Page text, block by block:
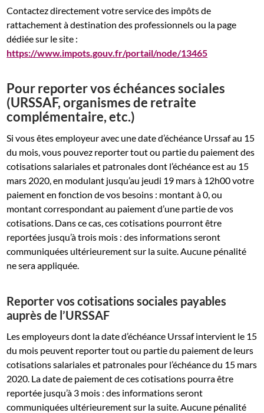
Contactez directement votre service des impôts de
rattachement à destination des professionnels ou la page
dédiée sur le site :
https://www.impots.gouv.fr/portail/node/13465
Pour reporter vos échéances sociales
(URSSAF, organismes de retraite
complémentaire, etc.)
Si vous êtes employeur avec une date d’échéance Urssaf au 15
du mois, vous pouvez reporter tout ou partie du paiement des
cotisations salariales et patronales dont l’échéance est au 15
mars 2020, en modulant jusqu’au jeudi 19 mars à 12h00 votre
paiement en fonction de vos besoins : montant à 0, ou
montant correspondant au paiement d’une partie de vos
cotisations. Dans ce cas, ces cotisations pourront être
reportées jusqu’à trois mois : des informations seront
communiquées ultérieurement sur la suite. Aucune pénalité
ne sera appliquée.
Reporter vos cotisations sociales payables
auprès de l’URSSAF
Les employeurs dont la date d’échéance Urssaf intervient le 15
du mois peuvent reporter tout ou partie du paiement de leurs
cotisations salariales et patronales pour l’échéance du 15 mars
2020. La date de paiement de ces cotisations pourra être
reportée jusqu’à 3 mois : des informations seront
communiquées ultérieurement sur la suite. Aucune pénalité